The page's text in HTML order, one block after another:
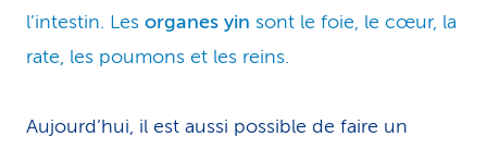
l’intestin. Les organes yin sont le foie, le cœur, la
rate, les poumons et les reins.
Aujourd’hui, il est aussi possible de faire un